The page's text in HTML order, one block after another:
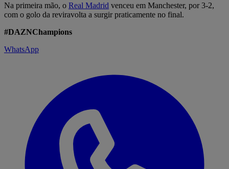
Na primeira mão, o Real Madrid venceu em Manchester, por 3-2,
com o golo da reviravolta a surgir praticamente no final.
#DAZNChampions
WhatsApp